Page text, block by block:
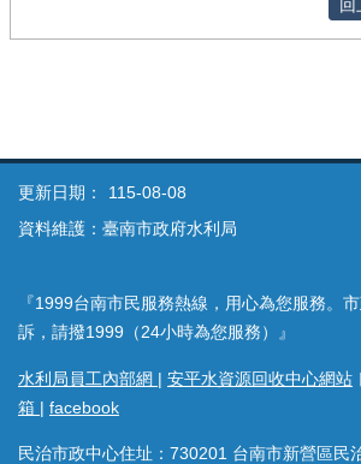
回
更新日期：
115-08-08
資料維護：臺南市政府水利局
『1999台南市民服務熱線，用心為您服務。
訴，請撥1999（24小時為您服務）』
水利局員工內部網 | 安平水資源回收中心網站 ︱
箱 | facebook
民治市政中心住址：730201 台南市新營區民